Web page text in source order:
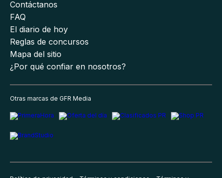
Contáctanos
FAQ
El diario de hoy
Reglas de concursos
Mapa del sitio
¿Por qué confiar en nosotros?
Otras marcas de GFR Media